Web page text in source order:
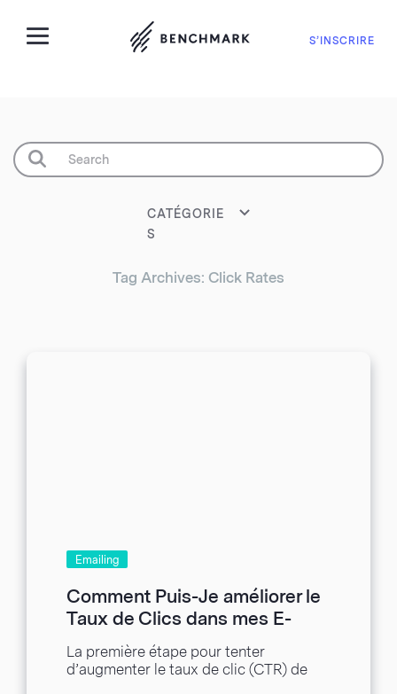
S’INSCRIRE
CATÉGORIE
S
Tag Archives: Click Rates
Emailing
Comment Puis-Je améliorer le
Taux de Clics dans mes E-
Mails ?
La première étape pour tenter
d’augmenter le taux de clic (CTR) de